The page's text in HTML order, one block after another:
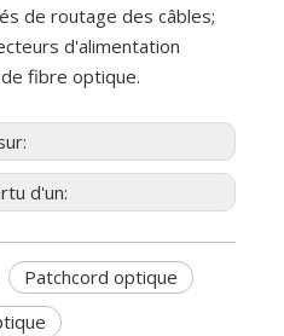
de routage des câbles;
d'alimentation
fibre optique.
d'un:
Patchcord optique